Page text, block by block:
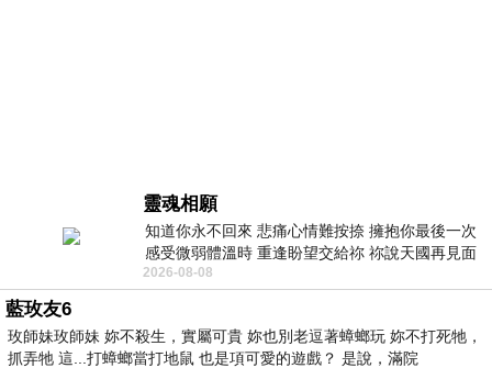
靈魂相願
知道你永不回來 悲痛心情難按捺 擁抱你最後一次
感受微弱體溫時 重逢盼望交給祢 祢說天國再見面
此刻忍淚說別離 他日靈魂再
2026-08-08
藍玫友6
玫師妹玫師妹 妳不殺生，實屬可貴 妳也別老逗著蟑螂玩 妳不打死牠，
抓弄牠 這...打蟑螂當打地鼠 也是項可愛的遊戲？ 是說，滿院